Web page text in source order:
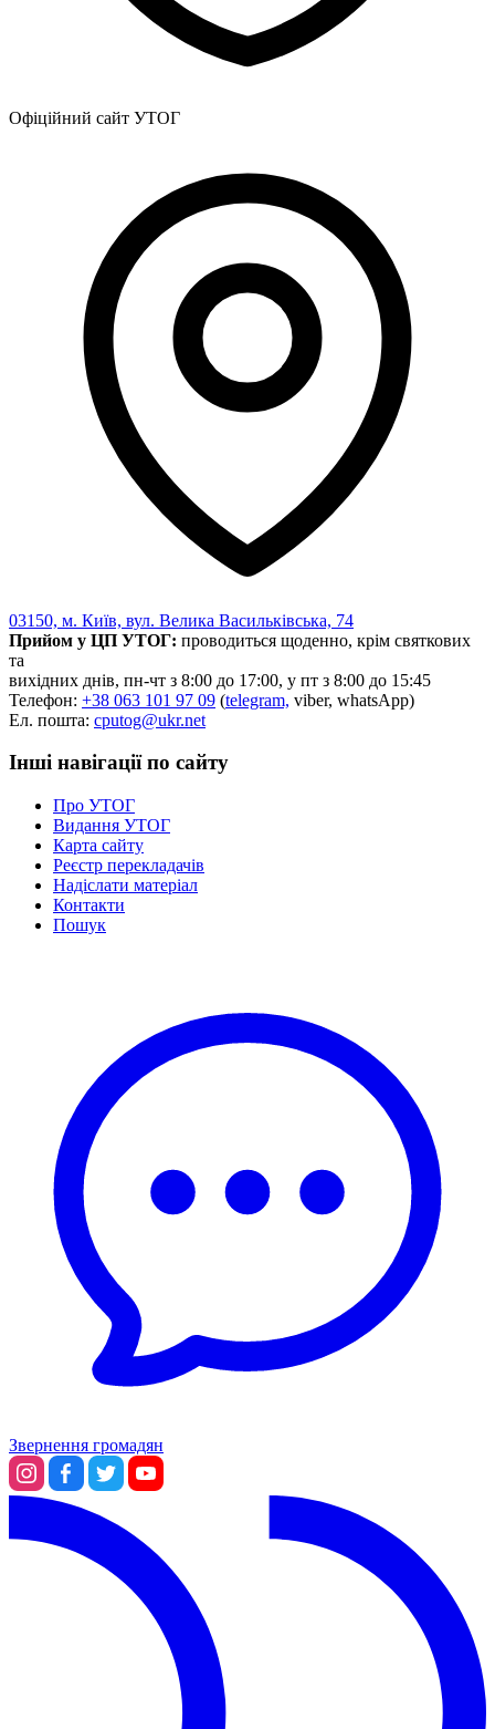
Київська область
Кіровоградська область
Одеська область
Рівненська область
Сумська область
Тернопільська область
Харківська область
Херсонська область
Хмельницька область
Черкаська область
Чернівецька область
Чернігівська область
Особи відповідальні за контактування з
питань укладення договорів
Вивчаємо жестову мову
Дитяча сторінка
Новини про жестову мову
Ресурс для вивчення жестових мов різних країн
Про шахрайські схеми
ВІКТОРИНА
На допомогу військовим
Медична термінологія жестовою мовою
Статут УТОГ
Нормативна база УТОГ
Законодавство
Декларації
Документи ВФГ
Міжнародні документи
Офіційний сайт УТОГ
03150, м. Київ, вул. Велика Васильківська, 74
Прийом у ЦП УТОГ: проводиться щоденно, крім святкових
та
вихідних днів, пн-чт з 8:00 до 17:00, у пт з 8:00 до 15:45
Телефон: +38 063 101 97 09 (telegram, viber, whatsApp)
Ел. пошта: cputog@ukr.net
Інші навігації по сайту
Про УТОГ
Видання УТОГ
Карта сайту
Реєстр перекладачів
Надіслати матеріал
Контакти
Пошук
Звернення громадян